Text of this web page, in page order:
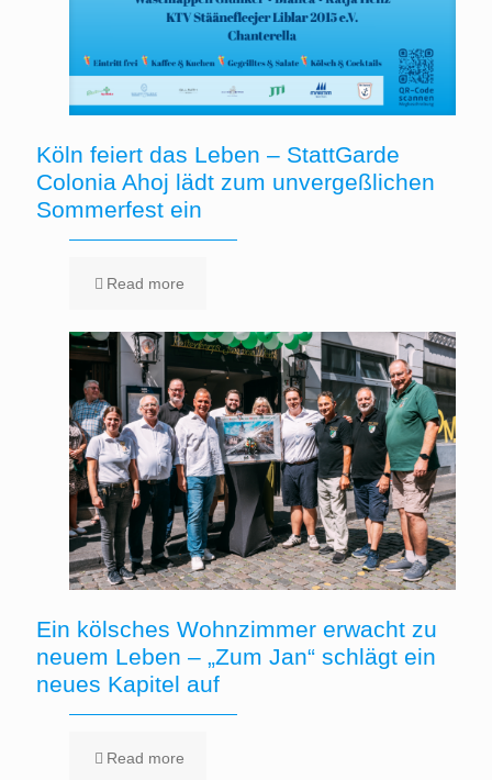
Köln feiert das Leben – StattGarde
Colonia Ahoj lädt zum unvergeßlichen
Sommerfest ein
Read more
Ein kölsches Wohnzimmer erwacht zu
neuem Leben – „Zum Jan“ schlägt ein
neues Kapitel auf
Read more